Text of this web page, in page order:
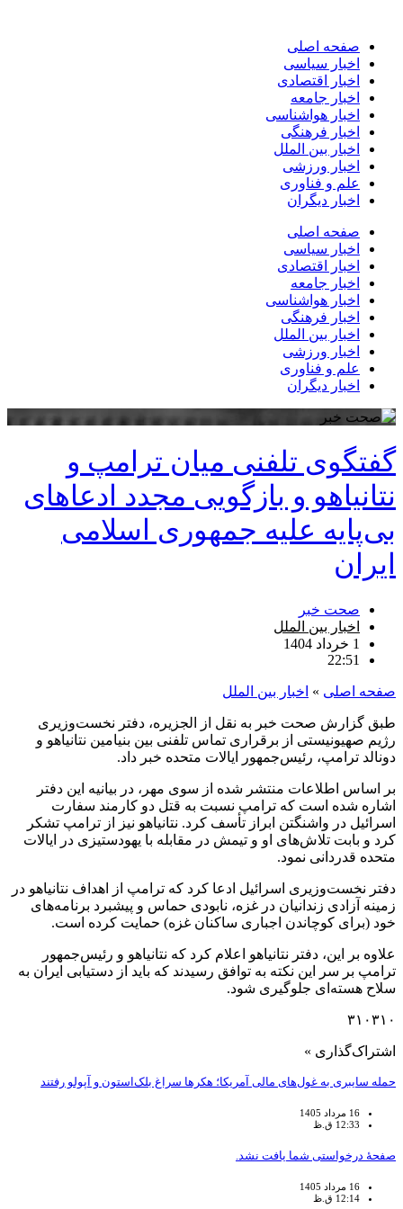
محتوا
صفحه اصلی
اخبار سیاسی
اخبار اقتصادی
اخبار جامعه
اخبار هواشناسی
اخبار فرهنگی
اخبار بین الملل
اخبار ورزشی
علم و فناوری
اخبار دیگران
صفحه اصلی
اخبار سیاسی
اخبار اقتصادی
اخبار جامعه
اخبار هواشناسی
اخبار فرهنگی
اخبار بین الملل
اخبار ورزشی
علم و فناوری
اخبار دیگران
گفتگوی تلفنی میان ترامپ و
نتانیاهو و بازگویی مجدد ادعاهای
بی‌پایه علیه جمهوری اسلامی
ایران
صحت خبر
اخبار بین الملل
1 خرداد 1404
22:51
صفحه اصلی » اخبار بین الملل
طبق گزارش صحت خبر به نقل از الجزیره، دفتر نخست‌وزیری
رژیم صهیونیستی از برقراری تماس تلفنی بین بنیامین نتانیاهو و
دونالد ترامپ، رئیس‌جمهور ایالات متحده خبر داد.
بر اساس اطلاعات منتشر شده از سوی مهر، در بیانیه این دفتر
اشاره شده است که ترامپ نسبت به قتل دو کارمند سفارت
اسرائیل در واشنگتن ابراز تأسف کرد. نتانیاهو نیز از ترامپ تشکر
کرد و بابت تلاش‌های او و تیمش در مقابله با یهودستیزی در ایالات
متحده قدردانی نمود.
دفتر نخست‌وزیری اسرائیل ادعا کرد که ترامپ از اهداف نتانیاهو در
زمینه آزادی زندانیان در غزه، نابودی حماس و پیشبرد برنامه‌های
خود (برای کوچاندن اجباری ساکنان غزه) حمایت کرده است.
علاوه بر این، دفتر نتانیاهو اعلام کرد که نتانیاهو و رئیس‌جمهور
ترامپ بر سر این نکته به توافق رسیدند که باید از دستیابی ایران به
سلاح هسته‌ای جلوگیری شود.
۳۱۰۳۱۰
اشتراک‌گذاری »
حمله سایبری به غول‌های مالی آمریکا؛ هکرها سراغ بلک‌استون و آپولو رفتند
16 مرداد 1405
12:33 ق.ظ
صفحهٔ درخواستی شما یافت نشد.
16 مرداد 1405
12:14 ق.ظ